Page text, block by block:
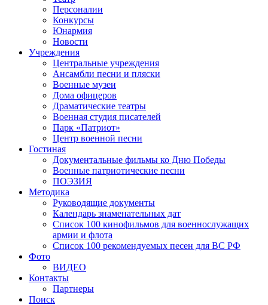
Персоналии
Конкурсы
Юнармия
Новости
Учреждения
Центральные учреждения
Ансамбли песни и пляски
Военные музеи
Дома офицеров
Драматические театры
Военная студия писателей
Парк «Патриот»
Центр военной песни
Гостиная
Документальные фильмы ко Дню Победы
Военные патриотические песни
ПОЭЗИЯ
Методика
Руководящие документы
Календарь знаменательных дат
Список 100 кинофильмов для военнослужащих
армии и флота
Список 100 рекомендуемых песен для ВС РФ
Фото
ВИДЕО
Контакты
Партнеры
Поиск